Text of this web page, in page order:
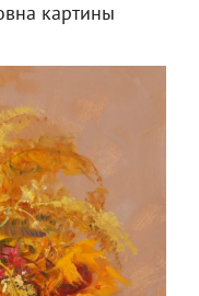
картины